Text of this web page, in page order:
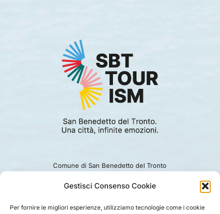
Gestisci Consenso Cookie
Per fornire le migliori esperienze, utilizziamo tecnologie come i cookie
Comune di San Benedetto del Tronto
Ufficio turismo: 0735.794229